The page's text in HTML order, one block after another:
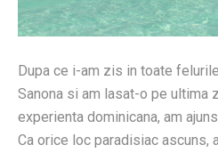
Dupa ce i-am zis in toate
Sanona si am lasat-o pe ultima
experienta dominicana, am
Ca orice loc paradisiac ascuns,